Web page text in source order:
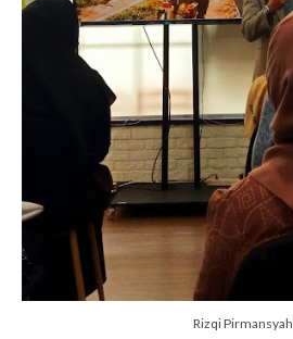
Rizqi Pirmansyah